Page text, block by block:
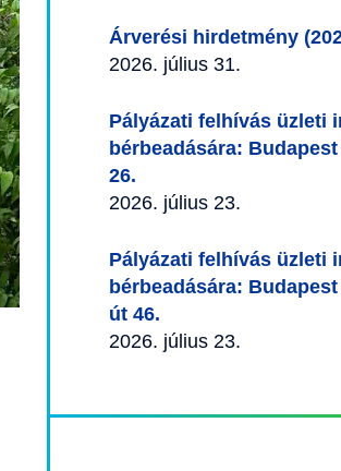
Árverési hirdetmény
2026. július 31.
Pályázati felhívás üzleti
bérbeadására:
26.
2026. július 23.
Pályázati felhívás üzleti
bérbeadására:
út 46.
2026. július 23.